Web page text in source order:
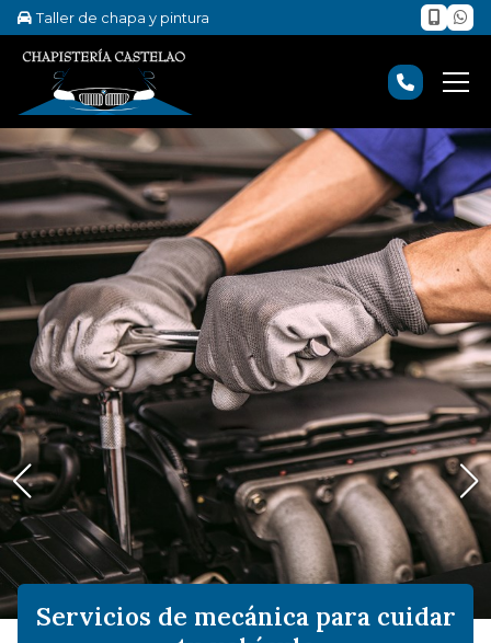
Taller de chapa y pintura
cuidar